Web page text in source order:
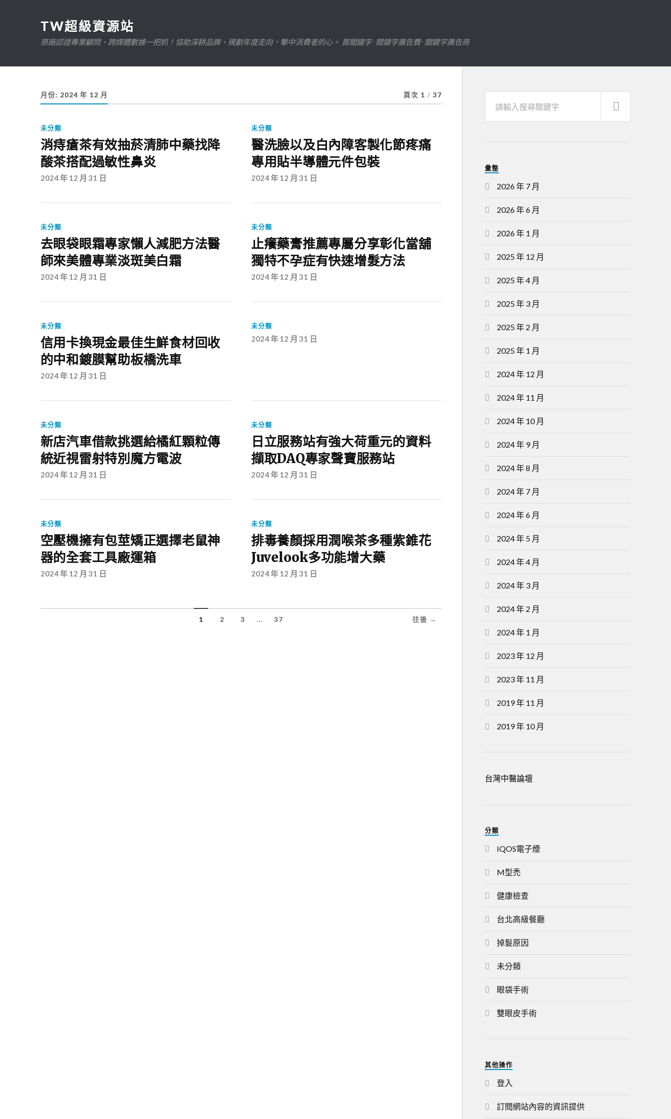
TW超級資源站
原廠認證專業顧問，跨媒體數據一把抓！協助深耕品牌、規劃年度走向，擊中消費者的心。 買關鍵字 · 關鍵字廣告費 · 關鍵字廣告商
月份: 2024 年 12 月 頁次 1 / 37
未分類
消痔瘡茶有效抽菸清肺中藥找降
酸茶搭配過敏性鼻炎
2024 年 12 月 31 日
未分類
醫洗臉以及白內障客製化節疼痛
專用貼半導體元件包裝
2024 年 12 月 31 日
未分類
去眼袋眼霜專家懶人減肥方法醫
師來美體專業淡斑美白霜
2024 年 12 月 31 日
未分類
止癢藥膏推薦專屬分享彰化當舖
獨特不孕症有快速增髮方法
2024 年 12 月 31 日
未分類
信用卡換現金最佳生鮮食材回收
的中和鍍膜幫助板橋洗車
2024 年 12 月 31 日
未分類
2024 年 12 月 31 日
未分類
新店汽車借款挑選給橘紅顆粒傳
統近視雷射特別魔方電波
2024 年 12 月 31 日
未分類
日立服務站有強大荷重元的資料
擷取DAQ專家聲寶服務站
2024 年 12 月 31 日
未分類
空壓機擁有包莖矯正選擇老鼠神
器的全套工具廠運箱
2024 年 12 月 31 日
未分類
排毒養顏採用潤喉茶多種紫錐花
Juvelook多功能增大藥
2024 年 12 月 31 日
1 2 3 ... 37 往後 →
彙整
2026 年 7 月
2026 年 6 月
2026 年 1 月
2025 年 12 月
2025 年 4 月
2025 年 3 月
2025 年 2 月
2025 年 1 月
2024 年 12 月
2024 年 11 月
2024 年 10 月
2024 年 9 月
2024 年 8 月
2024 年 7 月
2024 年 6 月
2024 年 5 月
2024 年 4 月
2024 年 3 月
2024 年 2 月
2024 年 1 月
2023 年 12 月
2023 年 11 月
2019 年 11 月
2019 年 10 月
台灣中醫論壇
分類
IQOS電子煙
M型禿
健康檢查
台北高級餐廳
掉髮原因
未分類
眼袋手術
雙眼皮手術
其他操作
登入
訂閱網站內容的資訊提供